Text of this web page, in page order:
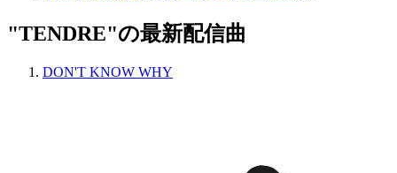
"TENDRE"の最新配信曲
DON'T KNOW WHY